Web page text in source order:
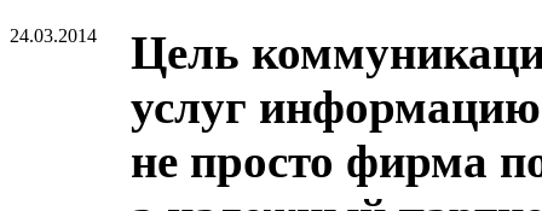
24.03.2014
Цель
услуг
не просто фирма